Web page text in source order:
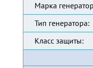
Марка
Тип генератора:
Класс защиты: